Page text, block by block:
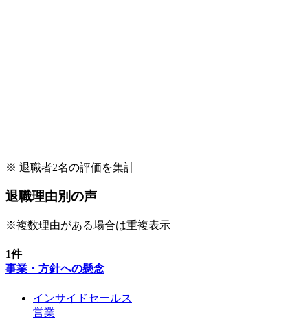
※ 退職者2名の評価を集計
退職理由別の声
※複数理由がある場合は重複表示
1件
事業・方針への懸念
インサイドセールス
営業